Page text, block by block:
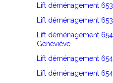
Lift déménagement
Lift déménagement
Lift déménagement
Geneviève
Lift déménagement
Lift déménagement